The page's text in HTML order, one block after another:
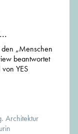
„Menschen
beantwortet
von YES
Architektur